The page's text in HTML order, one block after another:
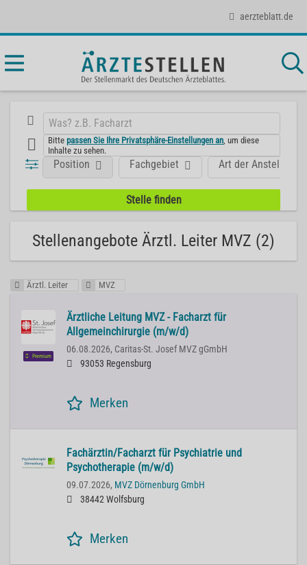
aerzteblatt.de
Bittepassen Sie Ihre Privatsphäre-Einstellungen an , um diese
Inhalte zu sehen.
Position Fachgebiet Art der Anstellung
Stellenangebote Ärztl. Leiter MVZ (2)
Ärztl. Leiter MVZ
Premium
Ärztliche Leitung MVZ - Facharzt für
Allgemeinchirurgie (m/w/d)
06.08.2026, Caritas-St. Josef MVZ gGmbH
93053 Regensburg
Merken
Fachärztin/Facharzt für Psychiatrie und
Psychotherapie (m/w/d)
09.07.2026, MVZ Dörnenburg GmbH
38442 Wolfsburg
Merken